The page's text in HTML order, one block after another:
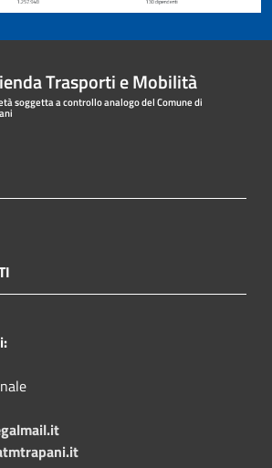
Trasporti e Mobilità
soggetta a controllo analogo del Comune di